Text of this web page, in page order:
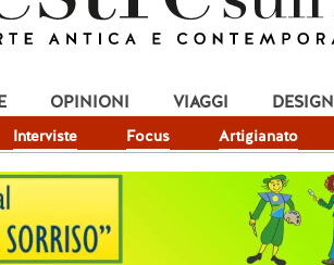
Interviste Focus Artigianato
OPINIONI VIAGGI DESIGN